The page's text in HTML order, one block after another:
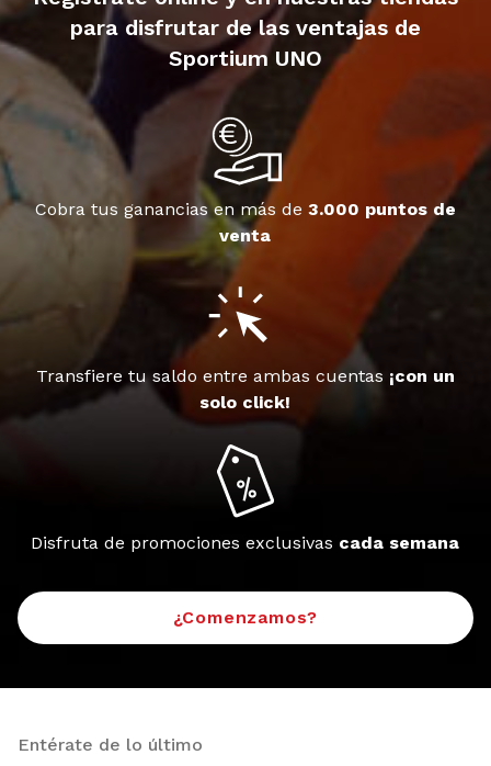
para disfrutar de las ventajas de
Sportium UNO
Cobra tus ganancias en más de 3.000 puntos de
venta
Transfiere tu saldo entre ambas cuentas ¡con un
solo click!
Disfruta de promociones exclusivas cada semana
¿Comenzamos?
Entérate de lo último